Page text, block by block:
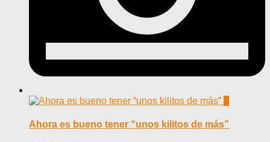
Ahora es bueno tener “unos kilitos de más”